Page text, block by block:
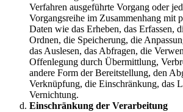
Verfahren ausgeführte Vorgang oder
Vorgangsreihe im Zusammenhang mit
Daten wie das Erheben, das Erfassen,
Ordnen, die Speicherung, die
das Auslesen, das Abfragen, die
Offenlegung durch Übermittlung,
andere Form der Bereitstellung, den
Verknüpfung, die Einschränkung, das
Vernichtung.
Einschränkung der Verarbeitung